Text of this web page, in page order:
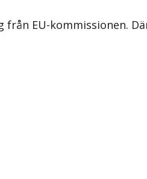
EU-kommissionen.